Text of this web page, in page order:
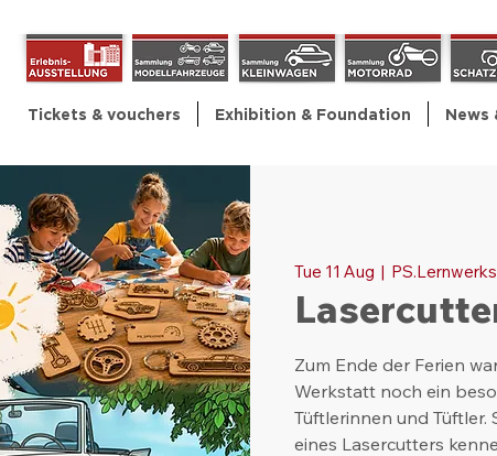
Tickets & vouchers Exhibition & Foundation News
Tue 11 Aug
  |
Zum Ende der Ferien
Werkstatt noch ein
Tüftlerinnen und Tüftler.
eines Lasercutters